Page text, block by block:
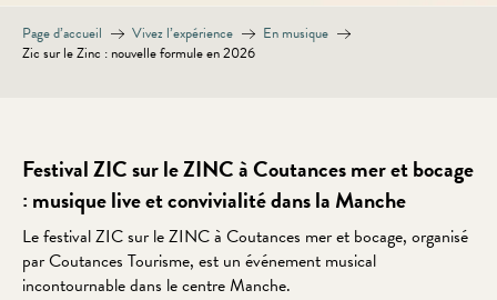
Page d’accueil Vivez l’expérience
En musique
Zic sur le Zinc : nouvelle formule en 2026
Festival ZIC sur le ZINC à Coutances mer et bocage
: musique live et convivialité dans la Manche
Le festival ZIC sur le ZINC à Coutances mer et bocage, organisé
par Coutances Tourisme, est un événement musical
incontournable dans le centre Manche.